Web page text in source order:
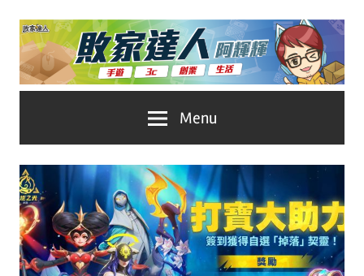
Skip
content
家
達
人
No.1
遊
戲
科
技
自
媒
Menu